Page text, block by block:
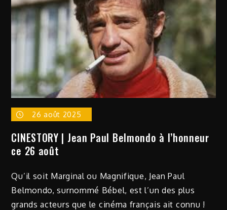
26 août 2025
CINESTORY | Jean Paul Belmondo à l’honneur
ce 26 août
Qu’il soit Marginal ou Magnifique, Jean Paul
Belmondo, surnommé Bébel, est l’un des plus
grands acteurs que le cinéma français ait connu !